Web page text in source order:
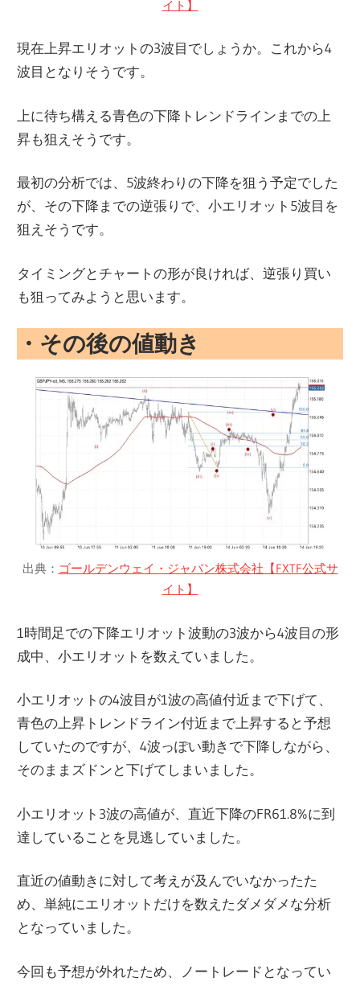
イト】
現在上昇エリオットの3波目でしょうか。これから4
波目となりそうです。
上に待ち構える青色の下降トレンドラインまでの上
昇も狙えそうです。
最初の分析では、5波終わりの下降を狙う予定でした
が、その下降までの逆張りで、小エリオット5波目を
狙えそうです。
タイミングとチャートの形が良ければ、逆張り買い
も狙ってみようと思います。
・ その後の値動き
出典： ゴールデンウェイ・ジャパン株式会社【FXTF公式サ
イト】
1時間足での下降エリオット波動の3波から4波目の形
成中、小エリオットを数えていました。
小エリオットの4波目が1波の高値付近まで下げて、
青色の上昇トレンドライン付近まで上昇すると予想
していたのですが、4波っぽい動きで下降しながら、
そのままズドンと下げてしまいました。
小エリオット3波の高値が、直近下降のFR61.8%に到
達していることを見逃していました。
直近の値動きに対して考えが及んでいなかったた
め、単純にエリオットだけを数えたダメダメな分析
となっていました。
今回も予想が外れたため、ノートレードとなってい